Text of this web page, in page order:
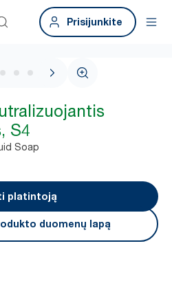
Prisijunkite
1 / 6
S4
Soap
platintoją
duomenų lapą